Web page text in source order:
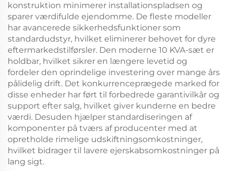
konstruktion minimerer installationspladsen og
sparer værdifulde ejendomme. De fleste modeller
har avancerede sikkerhedsfunktioner som
standardudstyr, hvilket eliminerer behovet for dyre
eftermarkedstilførsler. Den moderne 10 KVA-sæt er
holdbar, hvilket sikrer en længere levetid og
fordeler den oprindelige investering over mange års
pålidelig drift. Det konkurrenceprægede marked for
disse enheder har ført til forbedrede garantivilkår og
support efter salg, hvilket giver kunderne en bedre
værdi. Desuden hjælper standardiseringen af
komponenter på tværs af producenter med at
opretholde rimelige udskiftningsomkostninger,
hvilket bidrager til lavere ejerskabsomkostninger på
lang sigt.